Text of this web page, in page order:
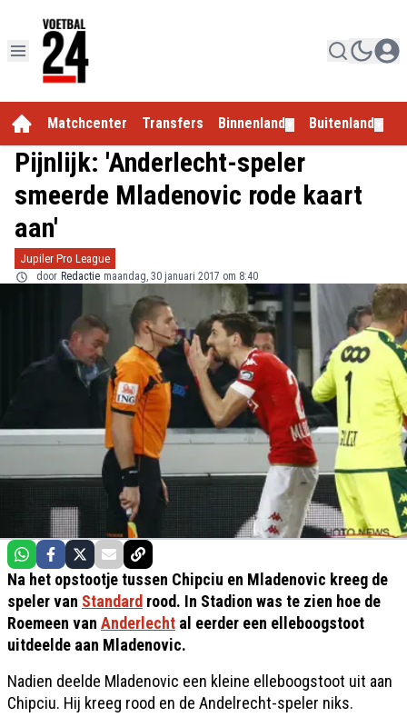
Matchcenter Transfers Binnenland Buitenland
Pijnlijk: 'Anderlecht-speler
smeerde Mladenovic rode kaart
aan'
Jupiler Pro League
door Redactie maandag, 30 januari 2017 om 8:40
Na het opstootje tussen Chipciu en Mladenovic kreeg de
speler van Standard rood. In Stadion was te zien hoe de
Roemeen van Anderlecht al eerder een elleboogstoot
uitdeelde aan Mladenovic.
Nadien deelde Mladenovic een kleine elleboogstoot uit aan
Chipciu. Hij kreeg rood en de Andelrecht-speler niks.